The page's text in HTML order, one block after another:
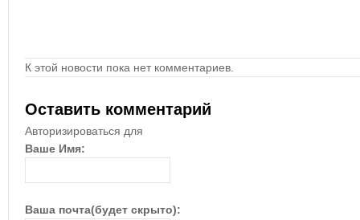
К этой новости пока нет комментариев.
Оставить комментарий
Авторизироваться для
Ваше Имя:
Ваша почта(будет скрыто):